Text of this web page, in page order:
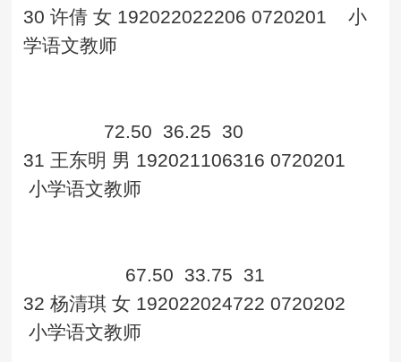
30 许倩 女 192022022206 0720201
小
学语文教师
72.50 36.25 30
31 王东明 男 192021106316 0720201
小学语文教师
67.50 33.75 31
32 杨清琪 女 192022024722 0720202
小学语文教师